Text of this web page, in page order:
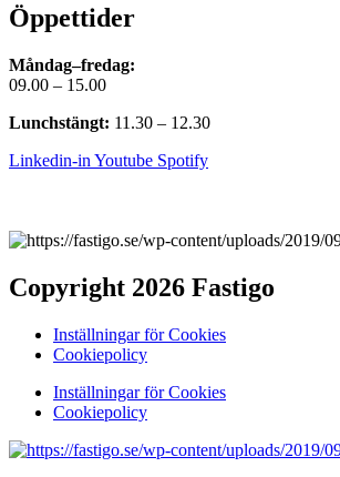
Öppettider
Måndag–fredag:
09.00 – 15.00
Lunchstängt: 11.30 – 12.30
Linkedin-in Youtube Spotify
Copyright 2026 Fastigo
Inställningar för Cookies
Cookiepolicy
Inställningar för Cookies
Cookiepolicy